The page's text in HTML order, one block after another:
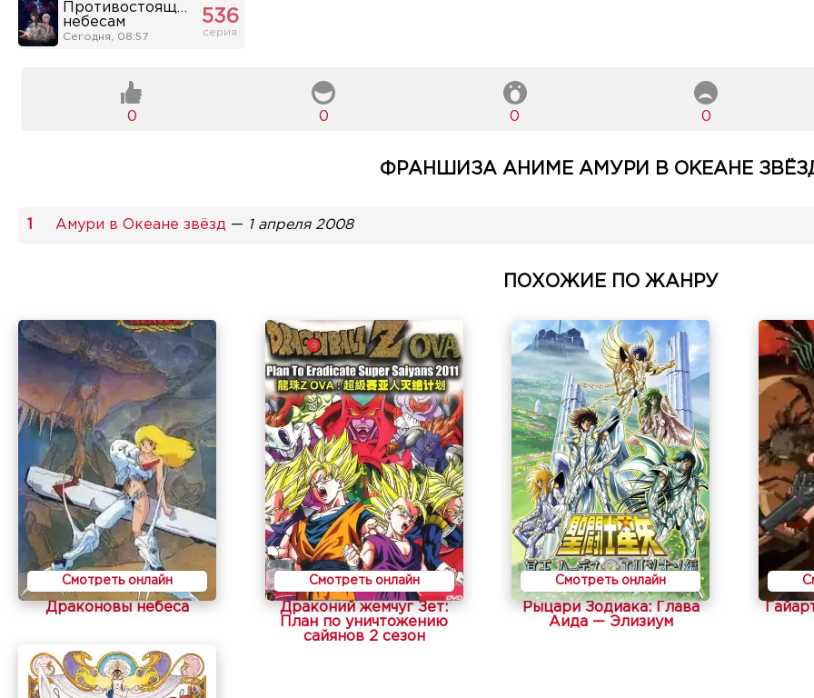
Противостоящий
небесам
Сегодня, 08:57
536
серия
0 0 0 0
ФРАНШИЗА АНИМЕ АМУРИ В ОКЕАНЕ
Амури в Океане звёзд — 1 апреля 2008
ПОХОЖИЕ ПО ЖАНРУ
Смотреть онлайн
Драконовы небеса
Смотреть онлайн
Драконий жемчуг Зет:
План по уничтожению
сайянов 2 сезон
Смотреть онлайн
Рыцари Зодиака: Глава
Аида — Элизиум